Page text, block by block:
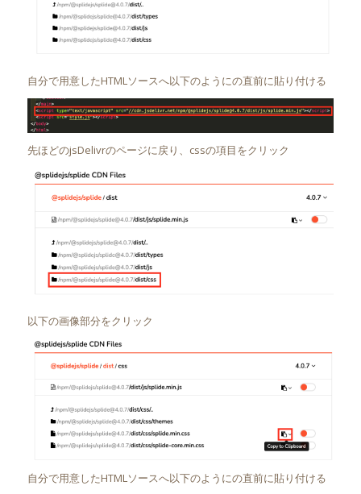
自分で用意したHTMLソースへ以下のようにの直前に貼り付ける
先ほどのjsDelivrのページに戻り、cssの項目をクリック
以下の画像部分をクリック
自分で用意したHTMLソースへ以下のようにの直前に貼り付ける